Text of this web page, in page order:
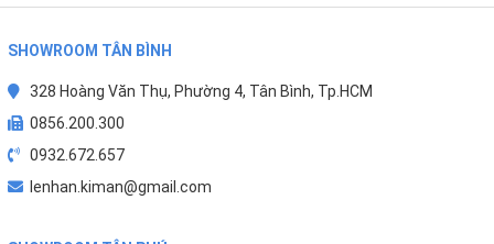
SHOWROOM TÂN BÌNH
328 Hoàng Văn Thụ, Phường 4, Tân Bình, Tp.HCM
0856.200.300
0932.672.657
lenhan.kiman@gmail.com